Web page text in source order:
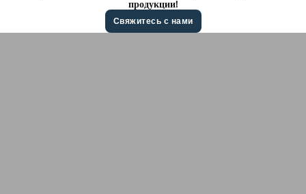
Свяжитесь с нами